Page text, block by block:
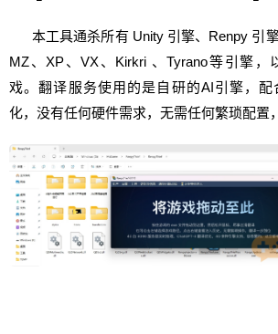
本工具通杀所有 Unity 引擎、Renpy 引擎
MZ、XP、VX、Kirkri 、Tyrano等引擎，
戏。翻译服务使用的是自研的AI引擎，配
化，没有任何硬件需求，无需任何繁琐配置